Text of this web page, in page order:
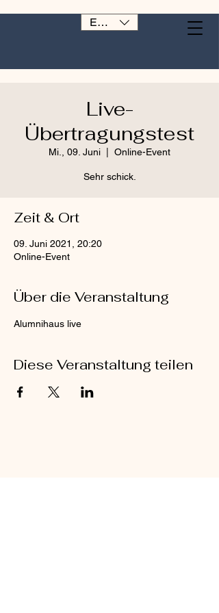
EUR (€)
Live-
Übertragungstest
Mi., 09. Juni Online-Event
Sehr schick.
Zeit & Ort
09. Juni 2021, 20:20
Online-Event
Über die Veranstaltung
Alumnihaus live
Diese Veranstaltung teilen